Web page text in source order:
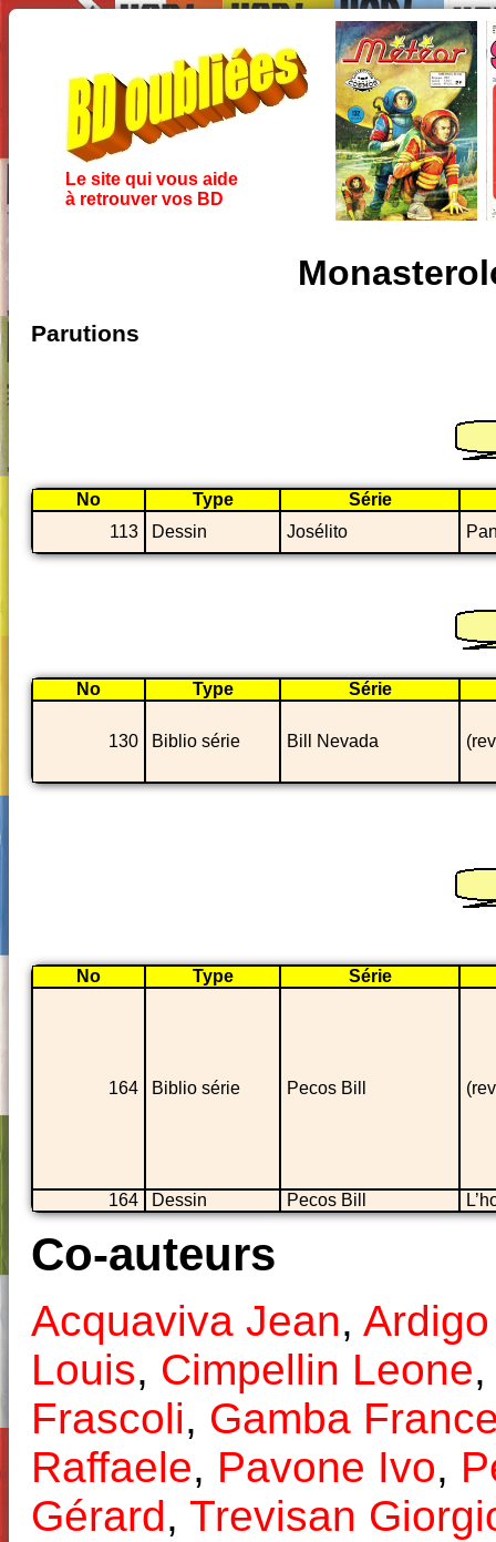
Le site qui vous aide
à retrouver vos BD
Parutions
No Type
Série
113
Dessin Josélito
No Type Série
130 Biblio série Bill Nevada
No Type Série
164 Biblio série Pecos Bill
164 Dessin Pecos Bill
Co-auteurs
Acquaviva Jean,
Louis, Cimpellin Leone
Frascoli, Gamba
Raffaele, Pavone Ivo,
Gérard, Trevisan